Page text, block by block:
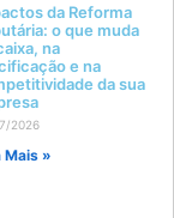
da Reforma
o que muda
na
e na
da sua
2026
Mais »